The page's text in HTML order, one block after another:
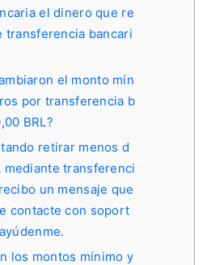
el dinero que re
transferencia bancari
el monto mín
por transferencia b
BRL?
retirar menos d
mediante transferenci
un mensaje que
contacte con soport
los montos mínimo y